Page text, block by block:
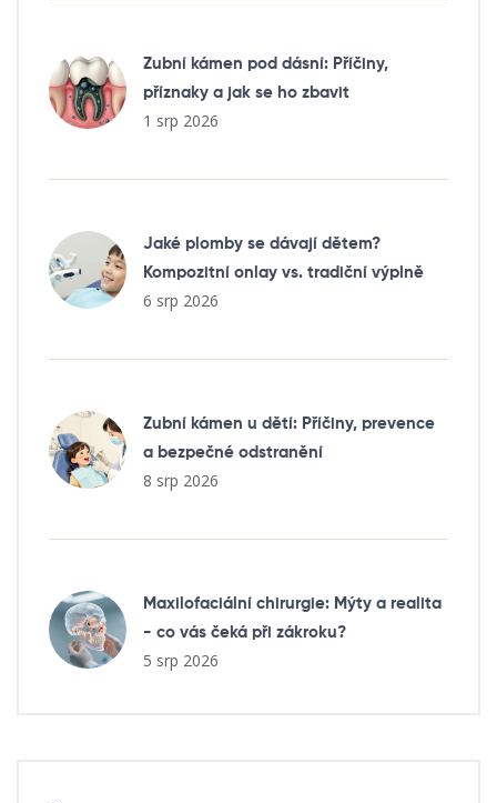
Zubní kámen pod dásní: Příčiny,
příznaky a jak se ho zbavit
1 srp 2026
Jaké plomby se dávají dětem?
Kompozitní onlay vs. tradiční výplně
6 srp 2026
Zubní kámen u dětí: Příčiny, prevence
a bezpečné odstranění
8 srp 2026
Maxilofaciální chirurgie: Mýty a realita
- co vás čeká při zákroku?
5 srp 2026